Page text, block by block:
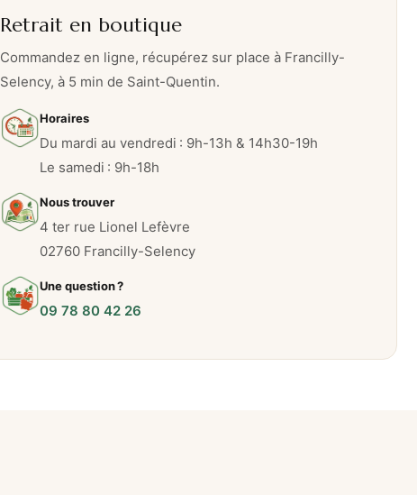
Retrait en boutique
Commandez en ligne, récupérez sur place à Francilly-
Selency, à 5 min de Saint-Quentin.
Horaires
Du mardi au vendredi : 9h-13h & 14h30-19h
Le samedi : 9h-18h
Nous trouver
4 ter rue Lionel Lefèvre
02760 Francilly-Selency
Une question ?
09 78 80 42 26